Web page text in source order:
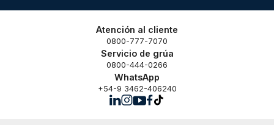
Atención al cliente
0800-777-7070
Servicio de grúa
0800-444-0266
WhatsApp
+54-9 3462-406240